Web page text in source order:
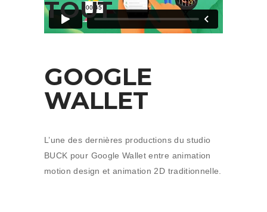
TOUT
GOOGLE
WALLET
L’une des dernières productions du studio
BUCK pour Google Wallet entre animation
motion design et animation 2D traditionnelle.